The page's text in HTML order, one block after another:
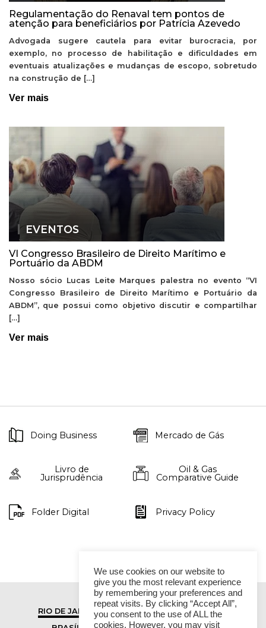
Regulamentação do Renaval tem pontos de
atenção para beneficiários por Patrícia Azevedo
Advogada sugere cautela para evitar burocracia, por
exemplo, no processo de habilitação e dificuldades em
eventuais atualizações e mudanças de escopo, sobretudo
na construção de […]
Ver mais
EVENTOS
VI Congresso Brasileiro de Direito Marítimo e
Portuário da ABDM
Nosso sócio Lucas Leite Marques palestra no evento “VI
Congresso Brasileiro de Direito Marítimo e Portuário da
ABDM”, que possui como objetivo discutir e compartilhar
[…]
Ver mais
Doing Business Mercado de Gás
Livro de
Jurisprudência
Oil & Gas
Comparative Guide
Folder Digital Privacy Policy
RIO DE JANEIRO
SÃO PAULO
We use cookies on our website to
give you the most relevant experience
by remembering your preferences and
repeat visits. By clicking “Accept All”,
you consent to the use of ALL the
cookies. However, you may visit